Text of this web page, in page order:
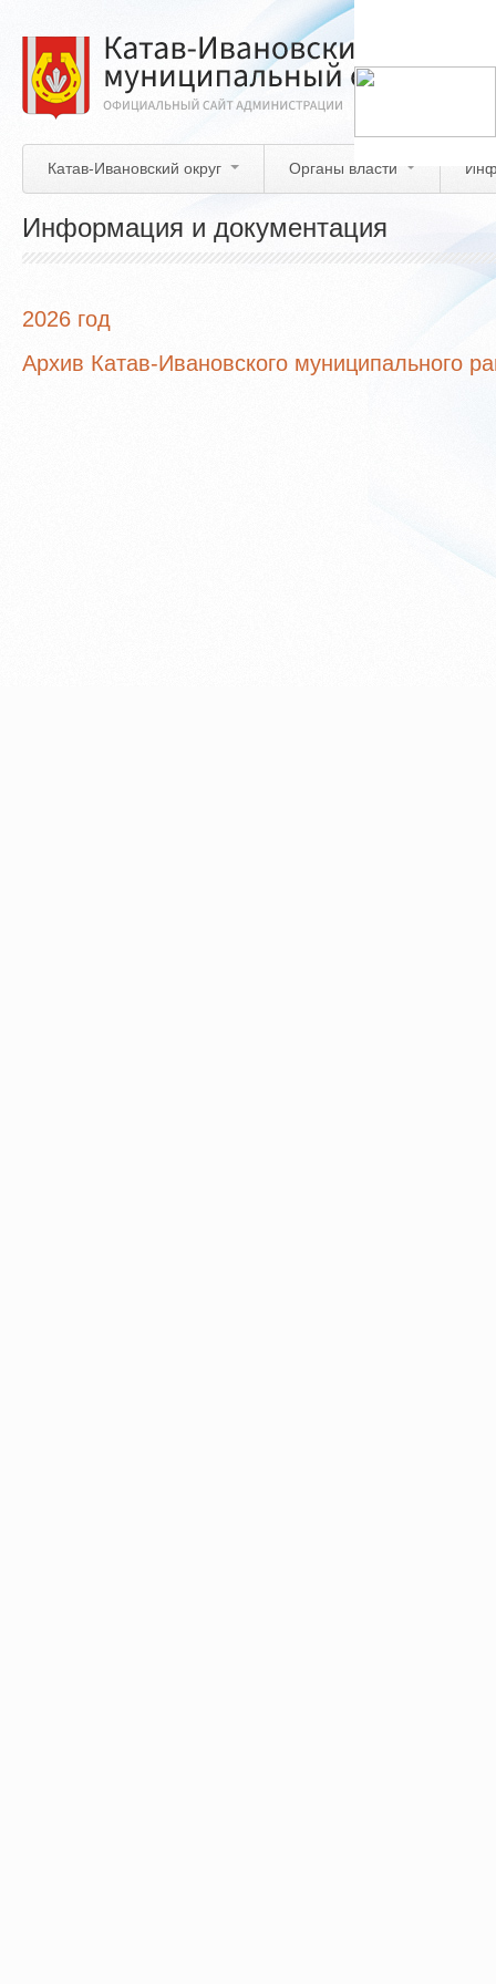
основному
содержанию
Катав-Ивановский округ Органы власти
Информация и документация
2026 год
Архив Катав-Ивановского муниципального